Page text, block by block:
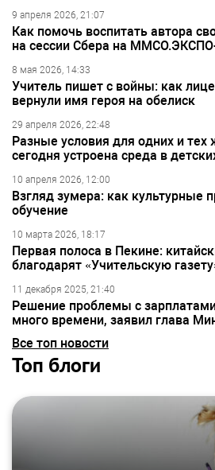
9 апреля 2026, 21:07
Как помочь воспитать автора
на сессии Сбера на
8 мая 2026, 14:33
Учитель пишет с войны: как
вернули имя героя на обелиск
29 апреля 2026, 22:48
Разные условия для одних и тех
сегодня устроена среда в
10 апреля 2026, 12:00
Взгляд зумера: как культурные
обучение
10 марта 2026, 18:17
Первая полоса в Пекине:
благодарят «Учительскую
11 декабря 2025, 21:40
Решение проблемы с
много времени, заявил глава
Все топ новости
Топ блоги